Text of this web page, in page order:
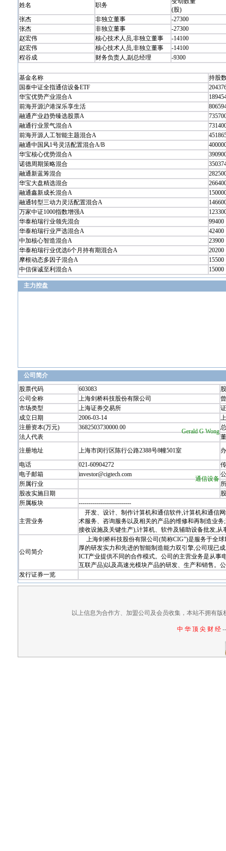
姓名 职务
(股)
张杰
非独立董事
-27300
张杰
非独立董事
-27300
赵宏伟
核心技术人员,非独立董事
-14100
赵宏伟
核心技术人员,非独立董事
-14100
程谷成
财务负责人,副总经理 -9300
基金名称
持股
国泰中证全指通信设备ETF
华宝优势产业混合A
前海开源沪港深乐享生活
融通产业趋势臻选股票A
融通行业景气混合A
前海开源人工智能主题混合A
融通中国风1号灵活配置混合A/B
华宝核心优势混合A
诺德周期策略混合
融通新蓝筹混合
华宝大盘精选混合
融通鑫新成长混合A
融通转型三动力灵活配置混合A
万家中证1000指数增强A
华泰柏瑞行业领先混合
99400
华泰柏瑞行业严选混合A
42400
中加核心智造混合A
23900
华泰柏瑞行业优选6个月持有期混合A
20200
摩根动态多因子混合A
15500
中信保诚至利混合A
15000
主力控盘
公司简介
股票代码
603083
公司全称
上海剑桥科技股份有限公司
市场类型
上海证券交易所
成立日期
2006-03-14
注册资本(万元)
3682503730000.00
法人代表
Gerald G Wong
注册地址
上海市闵行区陈行公路2388号8幢501室
电话
021-60904272
电子邮箱
investor@cigtech.com
所属行业
通信设备
股改实施日期
所属板块
--------------------------
主营业务
开发、设计、制作计算机和通信软件,计算机和通信
术服务、咨询服务以及相关的产品的维修和再制造业
接收设施及关键生产),计算机、软件及辅助设备批发,
公司简介
上海剑桥科技股份有限公司(简称CIG”)是服务于全
厚的研发实力和先进的智能制造能力双引擎,公司现已
ICT产业提供不同的合作模式。公司的主营业务是从
互联产品)以及高速光模块产品的研发、生产和销售。
发行证券一览
以上信息为合作方、加盟公司及会员收集，本站不拥有
中 华 顶 尖 财 经